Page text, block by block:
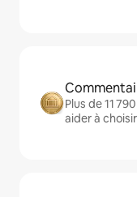
Plus de 11
aider à choisir